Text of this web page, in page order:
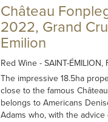
Château
2022, Grand
Emilion
Red Wine- SAINT-ÉMILION,
The impressive 18.5ha
close to the famous
belongs to Americans
Adams who, with the advice